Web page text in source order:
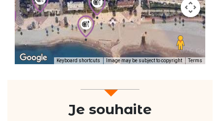
Keyboard shortcuts Image may be subject to copyright Terms
Je souhaite